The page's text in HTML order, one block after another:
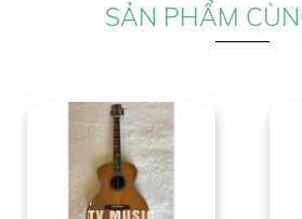
SẢN PHẨM